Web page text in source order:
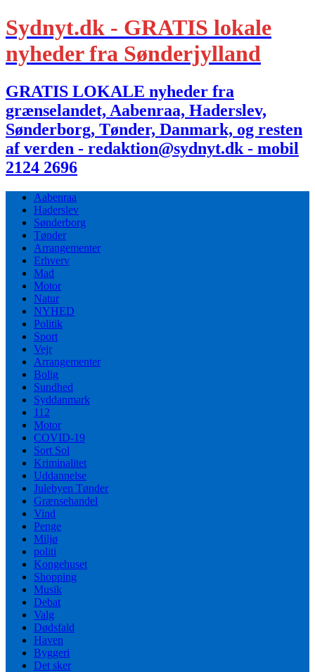
Sydnyt.dk - GRATIS lokale
nyheder fra Sønderjylland
GRATIS LOKALE nyheder fra
grænselandet, Aabenraa, Haderslev,
Sønderborg, Tønder, Danmark, og resten
af verden - redaktion@sydnyt.dk - mobil
2124 2696
Aabenraa
Haderslev
Sønderborg
Tønder
Arrangementer
Erhverv
Mad
Motor
Natur
NYHED
Politik
Sport
Vejr
Arrangementer
Bolig
Sundhed
Syddanmark
112
Motor
COVID-19
Sort Sol
Kriminalitet
Uddannelse
Julebyen Tønder
Grænsehandel
Vind
Penge
Miljø
politi
Kongehuset
Shopping
Musik
Debat
Valg
Dødsfald
Haven
Byggeri
Det sker